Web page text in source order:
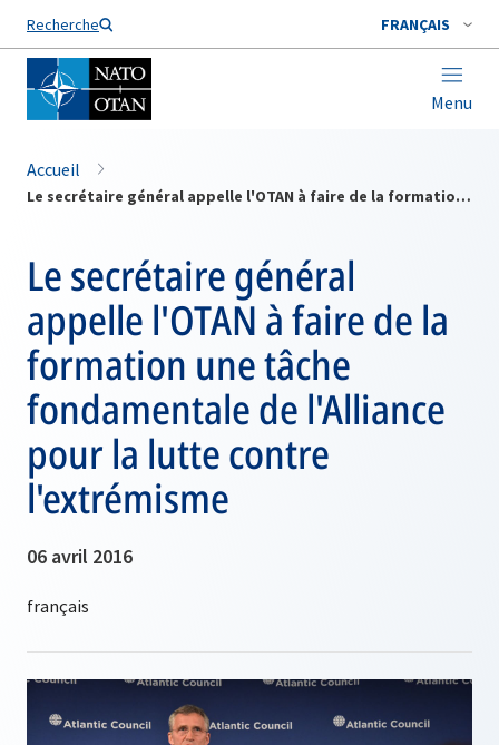
Recherche FRANÇAIS
Menu
Nom de famille*
Accueil
Le secrétaire général appelle l'OTAN à faire de la formation une tâche fondamentale de l'Alliance pour la lutte contre l'extrémisme
Le secrétaire général
appelle l'OTAN à faire de la
formation une tâche
fondamentale de l'Alliance
pour la lutte contre
l'extrémisme
06 avril 2016